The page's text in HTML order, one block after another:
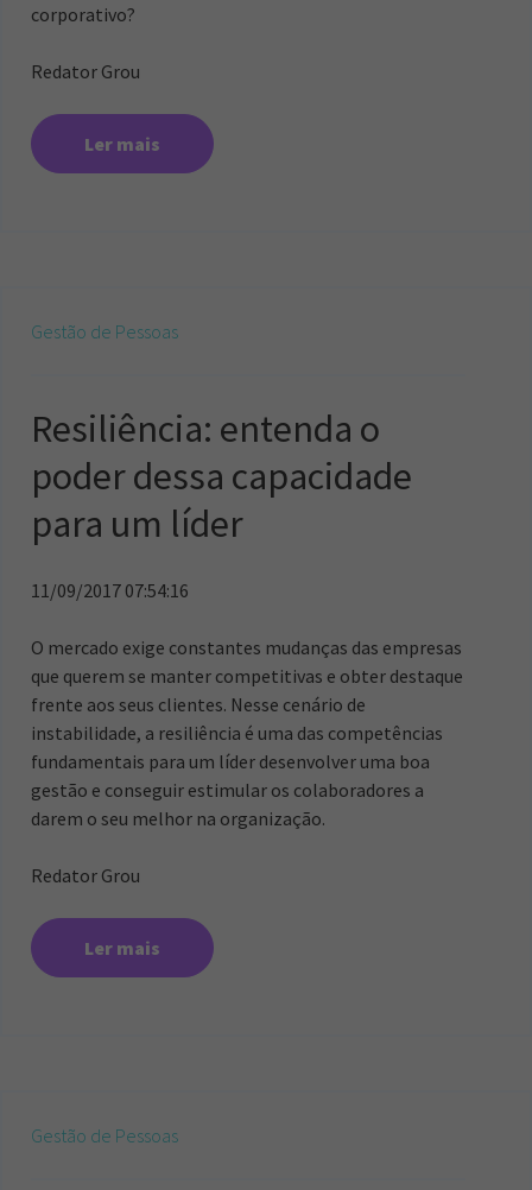
corporativo?
Redator Grou
Ler mais
Gestão de Pessoas
Resiliência: entenda o
poder dessa capacidade
para um líder
11/09/2017 07:54:16
O mercado exige constantes mudanças das empresas
que querem se manter competitivas e obter destaque
frente aos seus clientes. Nesse cenário de
instabilidade, a resiliência é uma das competências
fundamentais para um líder desenvolver uma boa
gestão e conseguir estimular os colaboradores a
darem o seu melhor na organização.
Redator Grou
Ler mais
Gestão de Pessoas